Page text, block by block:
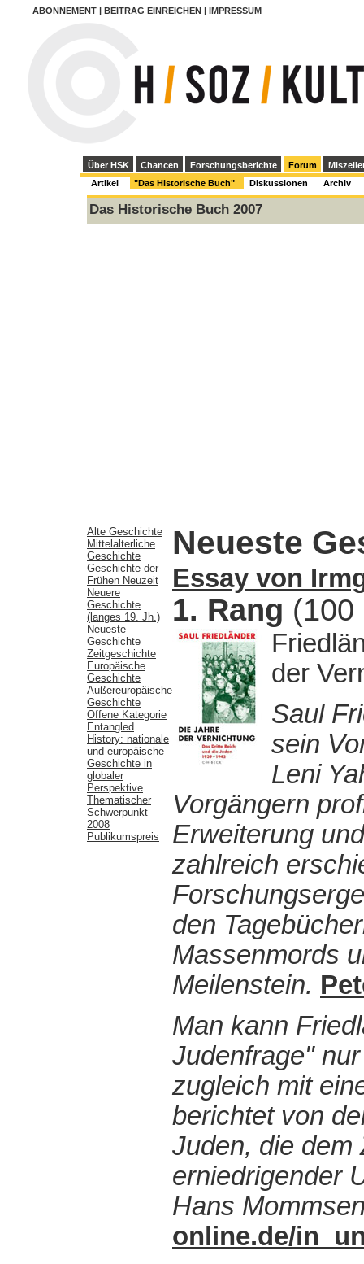
ABONNEMENT BEITRAG EINREICHEN IMPRESSUM
Über HSK Chancen Forschungsberichte Forum
Artikel
"Das Historische Buch" Diskussionen Archiv
Das Historische Buch 2007
Alte Geschichte
Mittelalterliche
Geschichte
Geschichte der
Frühen Neuzeit
Neuere
Geschichte
(langes 19. Jh.)
Neueste
Geschichte
Zeitgeschichte
Europäische
Geschichte
Außereuropäische
Geschichte
Offene Kategorie
Entangled
History: nationale
und europäische
Geschichte in
globaler
Perspektive
Thematischer
Schwerpunkt
2008
Publikumspreis
Neueste
Essay von
1. Rang (100
der
Saul
sein
Leni
Vorgängern
Erweiterung
zahlreich
den
Massenmords
Meilenstein.
Man kann
Judenfrage"
zugleich mit
berichtet von
Juden, die dem
erniedrigender
Hans
online.de/